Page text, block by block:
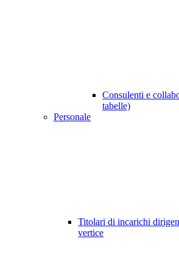
Consulenti e
tabelle)
Personale
Titolari di incarichi
vertice